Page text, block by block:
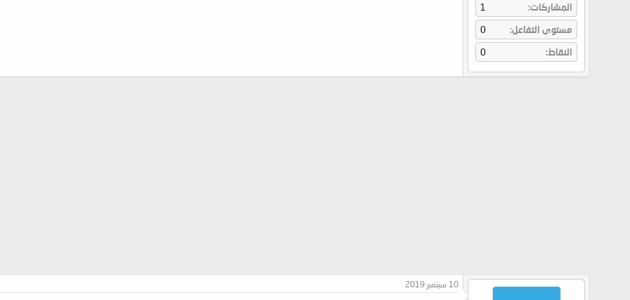
المشاركات
1
مستوى التفاعل
0
النقاط
0
10 سبتمبر 2019